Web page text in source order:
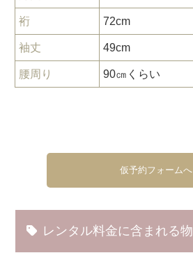
裄 72cm
袖丈 49cm
腰周り 90㎝くらい
仮予約フォームへ
レンタル料金に含まれる物